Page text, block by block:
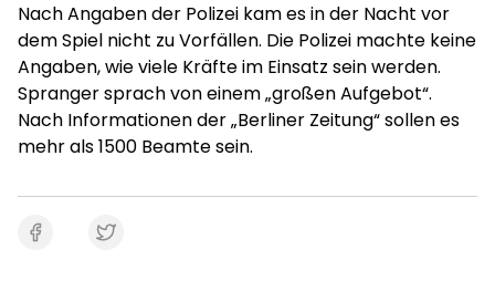
Nach Angaben der Polizei kam es in der Nacht vor
dem Spiel nicht zu Vorfällen. Die Polizei machte keine
Angaben, wie viele Kräfte im Einsatz sein werden.
Spranger sprach von einem „großen Aufgebot“.
Nach Informationen der „Berliner Zeitung“ sollen es
mehr als 1500 Beamte sein.